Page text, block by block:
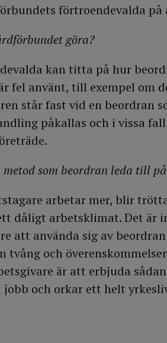
förtroendevalda
göra?
kan titta på hur
fel använt, till exempel om
står fast vid en beordran
påkallas och i vissa
metod som beordran leda till
arbetar mer, blir
dåligt arbetsklimat. Det är
att använda sig av
tvång och
är att erbjuda
och orkar ett helt